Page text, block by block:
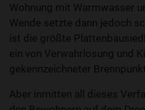
Wohnung mit Warmwasser
Wende setzte dann jedoch
ist die größte
ein von Verwahrlosung und
gekennzeichneter
Aber inmitten all dieses